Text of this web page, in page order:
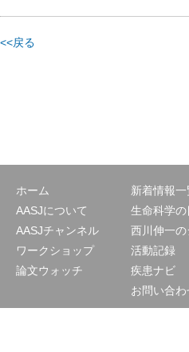
<<戻る
ホーム
AASJについて
AASJチャンネル
ワークショップ
論文ウォッチ
新着情報一
生命科学
西川伸一
活動記録
疾患ナビ
お問い合わ